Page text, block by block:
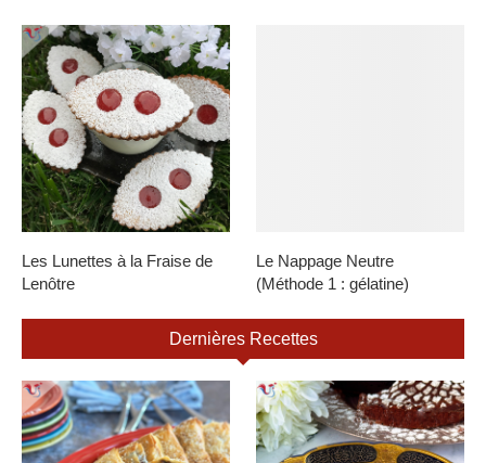
Les Lunettes à la Fraise de
Lenôtre
Le Nappage Neutre
(Méthode 1 : gélatine)
Dernières Recettes